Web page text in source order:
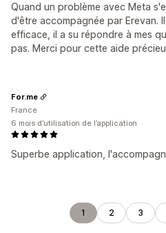
Quand un problème avec Meta
d'être accompagnée par Erevan.
efficace, il a su répondre à mes
pas. Merci pour cette aide
Superbe application,
For.me
France
6 mois d’utilisation de l’application
1 2 3